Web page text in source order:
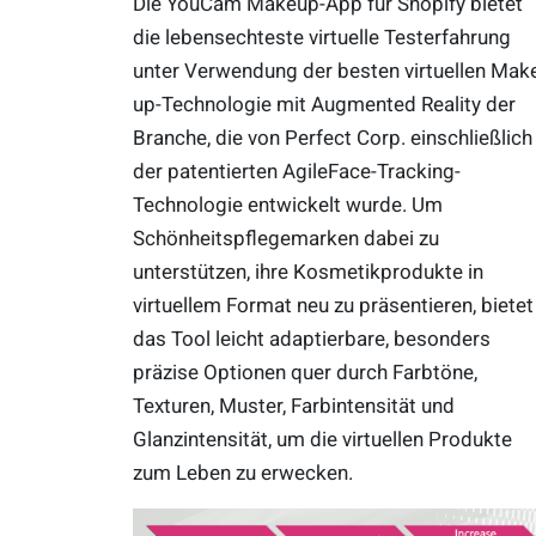
die lebensechteste virtuelle Testerfahrung
unter Verwendung der besten virtuellen
up-Technologie mit Augmented Reality der
Branche, die von Perfect Corp. einschließlich
der patentierten AgileFace-Tracking-
Technologie entwickelt wurde. Um
Schönheitspflegemarken dabei zu
unterstützen, ihre Kosmetikprodukte in
virtuellem Format neu zu präsentieren, bietet
das Tool leicht adaptierbare, besonders
präzise Optionen quer durch Farbtöne,
Texturen, Muster, Farbintensität und
Glanzintensität, um die virtuellen Produkte
zum Leben zu erwecken.